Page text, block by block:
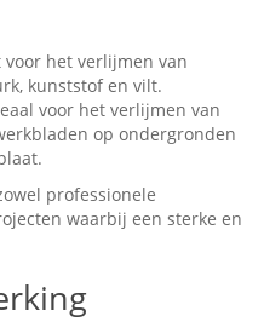
voor het verlijmen van
kunststof en vilt.
voor het verlijmen van
op ondergronden
professionele
waarbij een sterke en